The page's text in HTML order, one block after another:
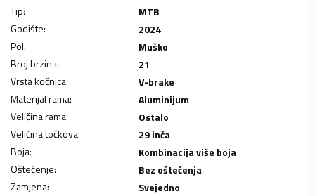
Tip:
MTB
Godište:
2024
Pol:
Muško
Broj brzina:
21
Vrsta kočnica:
V-brake
Materijal rama:
Aluminijum
Veličina rama:
Ostalo
Veličina točkova:
29 inča
Boja:
Kombinacija više boja
Oštećenje:
Bez oštećenja
Zamjena: Svejedno